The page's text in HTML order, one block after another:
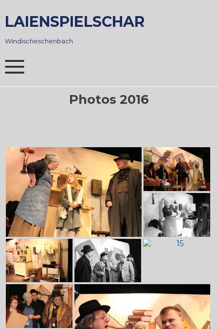
to
content
LAIENSPIELSCHAR
Windischeschenbach
Photos 2016